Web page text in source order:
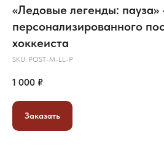
«Ледовые легенды: пауза»
персонализированного
хоккеиста
SKU: POST-M-LL-P
1 000 ₽
Заказать